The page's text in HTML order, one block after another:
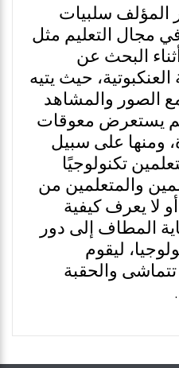
المؤلف سلبيات
مجال التعليم مثل
البحث عن
حيث يتيه
الصور والمشاهد
يستعرض معوقات
ومنها على سبيل
تكنولوجيًا
والمتعلمين من
لا يعرف كيفية
المطاف إلى دور
ليقوم
والحقبة